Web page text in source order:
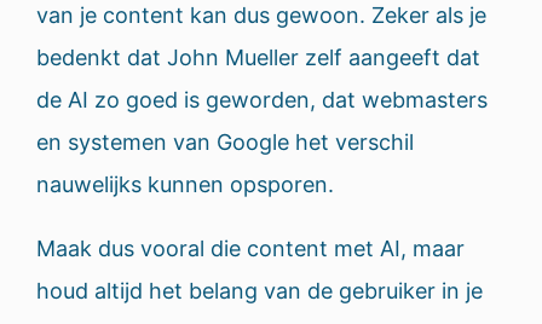
van je content kan dus gewoon. Zeker als je
bedenkt dat John Mueller zelf aangeeft dat
de AI zo goed is geworden, dat webmasters
en systemen van Google het verschil
nauwelijks kunnen opsporen.
Maak dus vooral die content met AI, maar
houd altijd het belang van de gebruiker in je